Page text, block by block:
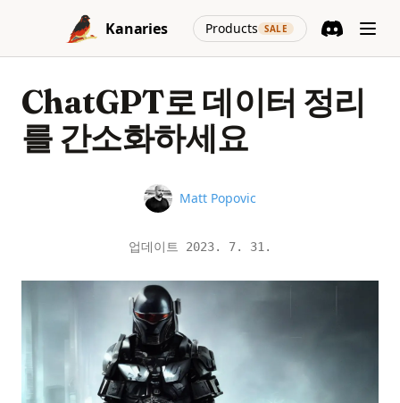
Skip to content
Kanaries
Products SALE
(opens in a
ChatGPT로 데이터 정리
를 간소화하세요
Name
Matt Popovic
업데이트 2023. 7. 31.